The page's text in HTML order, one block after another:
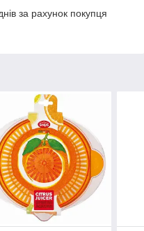
за рахунок покупця